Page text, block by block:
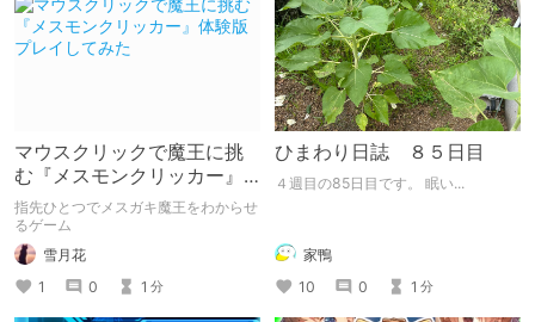
マウスクリックで魔王に挑
む『メスモンクリッカー』
体験版プレイしてみた
指先ひとつでメスガキ魔王をわからせ
るゲーム
雪月花
1
0 1 分
ひまわり日誌 ８５日目
４週目の85日目です。 眠い...
家鴨
10
0 1 分